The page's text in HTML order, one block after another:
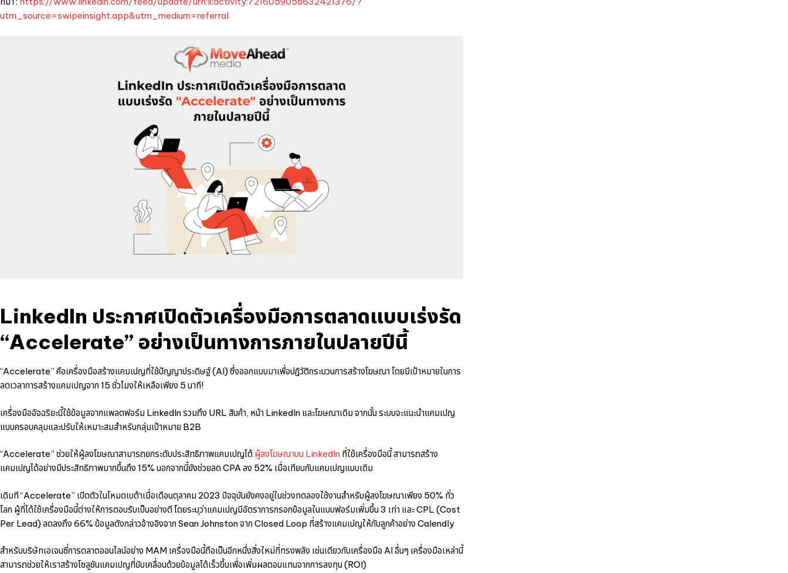
utm_source=swipeinsight.app&utm_medium=referral
LinkedIn ประกาศเปิดตัวเครื่องมือการตลาดแบบเร่งรัด
“Accelerate” อย่างเป็นทางการภายในปลายปีนี้
“Accelerate” คือเครื่องมือสร้างแคมเปญที่ใช้ปัญญาประดิษฐ์ (AI) ซึ่งออกแบบมาเพื่อปฏิวัติกระบวนการสร้างโฆษณา โดยมีเป้าหมายในการ
ลดเวลาการสร้างแคมเปญจาก 15 ชั่วโมงให้เหลือเพียง 5 นาที!
เครื่องมืออัจฉริยะนี้ใช้ข้อมูลจากแพลตฟอร์ม LinkedIn รวมถึง URL สินค้า, หน้า LinkedIn และโฆษณาเดิม จากนั้น ระบบจะแนะนำแคมเปญ
แบบครอบคลุมและปรับให้เหมาะสมสำหรับกลุ่มเป้าหมาย B2B
“Accelerate” ช่วยให้ผู้ลงโฆษณาสามารถยกระดับประสิทธิภาพแคมเปญได้ ผู้ลงโฆษณาบน LinkedIn ที่ใช้เครื่องมือนี้ สามารถสร้าง
แคมเปญได้อย่างมีประสิทธิภาพมากขึ้นถึง 15% นอกจากนี้ยังช่วยลด CPA ลง 52% เมื่อเทียบกับแคมเปญแบบเดิม
เดิมที “Accelerate” เปิดตัวในโหมดเบต้าเมื่อเดือนตุลาคม 2023 ปัจจุบันยังคงอยู่ในช่วงทดลองใช้งานสำหรับผู้ลงโฆษณาเพียง 50% ทั่ว
โลก ผู้ที่ได้ใช้เครื่องมือนี้ต่างให้การตอบรับเป็นอย่างดี โดยระบุว่าแคมเปญมีอัตราการกรอกข้อมูลในแบบฟอร์มเพิ่มขึ้น 3 เท่า และ CPL (Cost
Per Lead) ลดลงถึง 66% ข้อมูลดังกล่าวอ้างอิงจาก Sean Johnston จาก Closed Loop ที่สร้างแคมเปญให้กับลูกค้าอย่าง Calendly
สำหรับบริษัทเอเจนซี่การตลาดออนไลน์อย่าง MAM เครื่องมือนี้ถือเป็นอีกหนึ่งสิ่งใหม่ที่ทรงพลัง เช่นเดียวกับเครื่องมือ AI อื่นๆ เครื่องมือเหล่านี้
สามารถช่วยให้เราสร้างโซลูชันแคมเปญที่ขับเคลื่อนด้วยข้อมูลได้เร็วขึ้นเพื่อเพิ่มผลตอบแทนจากการลงทุน (ROI)